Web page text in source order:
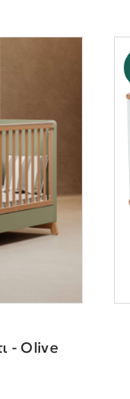
- Olive